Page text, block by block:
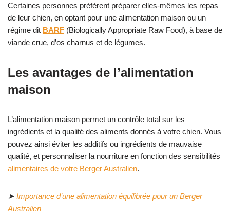
Certaines personnes préfèrent préparer elles-mêmes les repas
de leur chien, en optant pour une alimentation maison ou un
régime dit BARF (Biologically Appropriate Raw Food), à base de
viande crue, d’os charnus et de légumes.
Les avantages de l’alimentation
maison
L’alimentation maison permet un contrôle total sur les
ingrédients et la qualité des aliments donnés à votre chien. Vous
pouvez ainsi éviter les additifs ou ingrédients de mauvaise
qualité, et personnaliser la nourriture en fonction des sensibilités
alimentaires de votre Berger Australien.
➤ Importance d’une alimentation équilibrée pour un Berger
Australien